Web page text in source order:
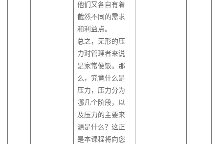
他们又各自有着
截然不同的需求
和利益点。
总之，无形的压
力对管理者来说
是家常便饭。那
么，究竟什么是
压力，压力分为
哪几个阶段，以
及压力的主要来
源是什么？这正
是本课程将向您